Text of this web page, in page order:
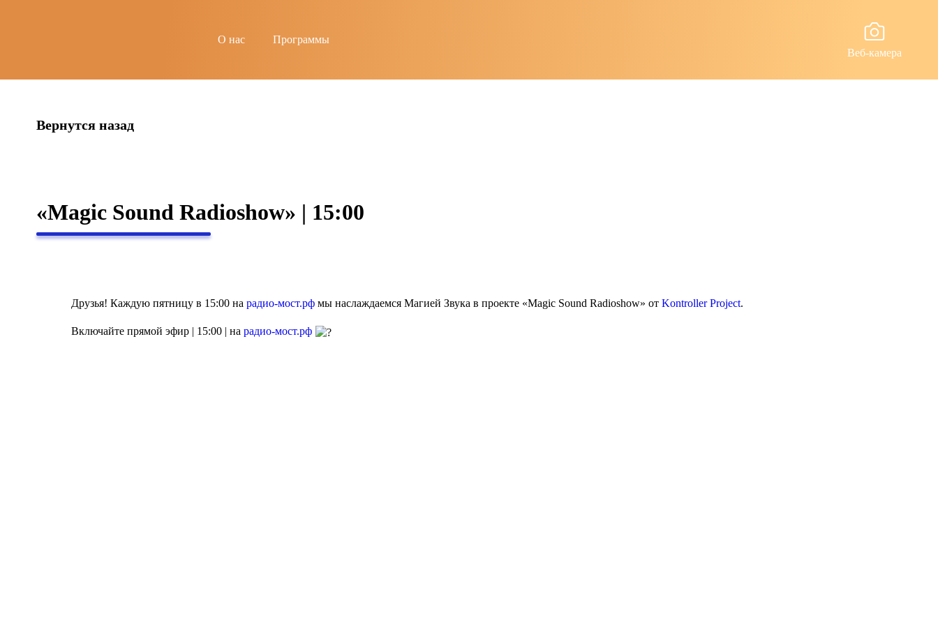
О нас
Программы
Веб-камера
Вернутся назад
«Magic Sound Radioshow» | 15:00
Друзья! Каждую пятницу в 15:00 на радио-мост.рф мы наслаждаемся Магией Звука в проекте «Magic Sound Radioshow» от Kontroller Project.
Включайте прямой эфир | 15:00 | на радио-мост.рф